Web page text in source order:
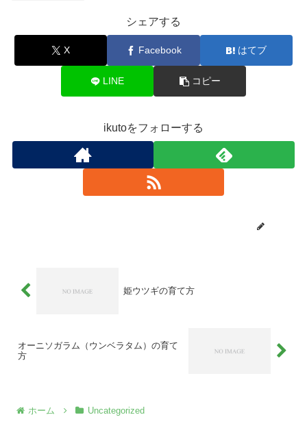
シェアする
X Facebook はてブ
LINE コピー
ikutoをフォローする
姫ウツギの育て方
オーニソガラム（ウンベラタム）の育て
方
ホーム Uncategorized